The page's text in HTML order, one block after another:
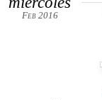
Feb 2016